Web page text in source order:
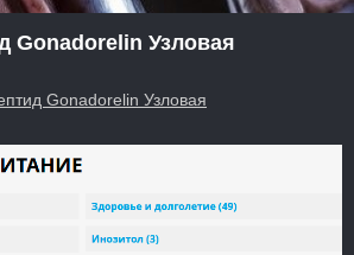
Gonadorelin Узловая
Gonadorelin Узловая